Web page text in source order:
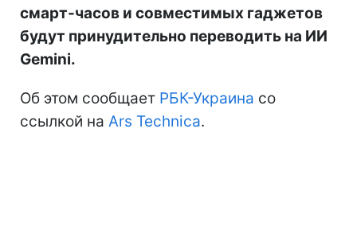
смарт-часов и совместимых гаджетов
будут принудительно переводить на ИИ
Gemini.
Об этом сообщает РБК-Украина со
ссылкой на Ars Technica.